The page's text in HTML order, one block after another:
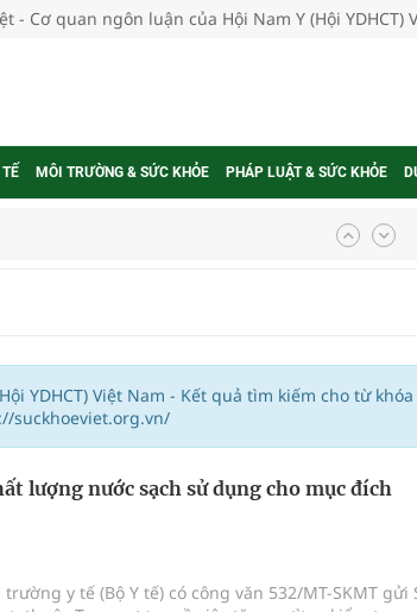
- Cơ quan ngôn luận của Hội Nam Y (Hội YDHCT)
MÔI TRƯỜNG & SỨC KHỎE PHÁP LUẬT & SỨC KHỎE
nhất 35 độ
cho người dân
YDHCT) Việt Nam - Kết quả tìm kiếm cho từ khóa
suckhoeviet.org.vn/
lượng nước sạch sử dụng cho mục đích
y tế (Bộ Y tế) có công văn 532/MT-SKMT gửi